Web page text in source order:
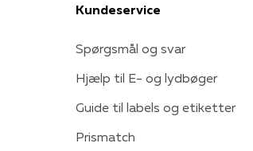
Kundeservice
Spørgsmål og svar
Hjælp til E- og lydbøger
Guide til labels og etiketter
Prismatch